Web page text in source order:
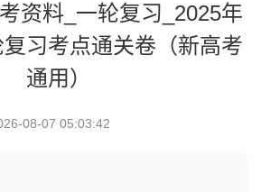
资料_一轮复习_2025年
习考点通关卷（新高考
通用）
08-07 05:03:42